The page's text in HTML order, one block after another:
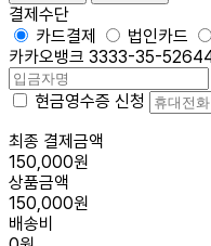
결제수단
카드결제
법인카드
카카오뱅크 3333-35-
현금영수증 신청
최종 결제금액
150,000원
상품금액
150,000원
배송비